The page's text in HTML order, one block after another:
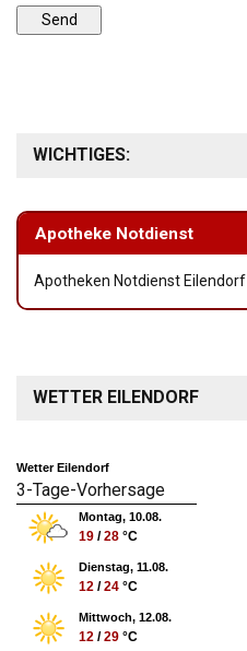
WICHTIGES:
Apotheke Notdienst
Apotheken Notdienst Eilendorf
WETTER EILENDORF
Wetter Eilendorf
3-Tage-Vorhersage
Montag, 10.08.
19 /28 °C
Dienstag, 11.08.
12 /24 °C
Mittwoch, 12.08.
12 /29 °C